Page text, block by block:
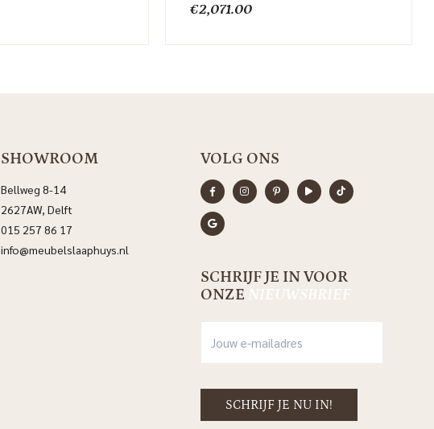
€2,071.00
SHOWROOM
Bellweg 8-14
2627AW, Delft
015 257 86 17
info@meubelslaaphuys.nl
VOLG ONS
SCHRIJF JE IN VOOR
ONZE NIEUWSBRIEF